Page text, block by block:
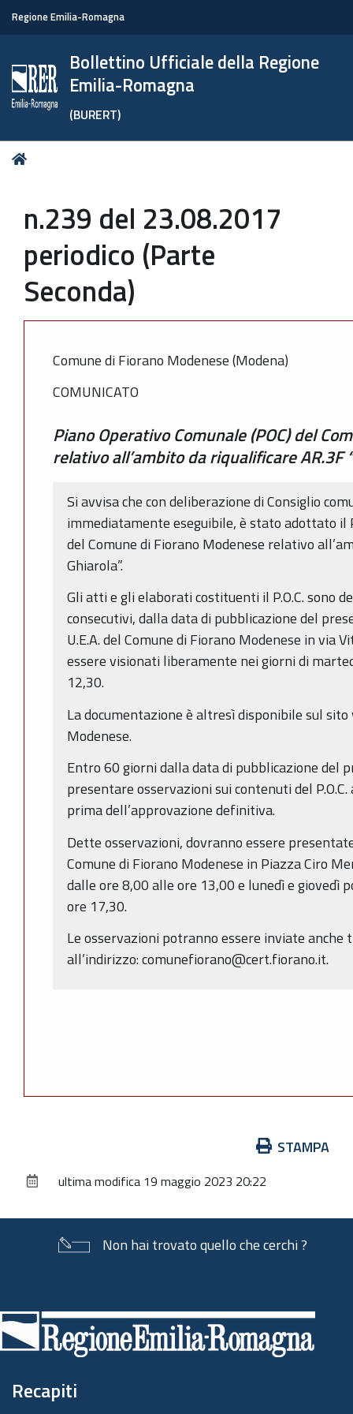
Regione Emilia-Romagna
Bollettino Ufficiale della Regione
Emilia-Romagna
(BURERT)
Tu
n.239 del 23.08.2017
periodico (Parte
Seconda)
Comune di Fiorano Modenese (Modena)
COMUNICATO
Piano Operativo Comunale (POC) del
relativo all’ambito da riqualificare AR.3F
Si avvisa che con deliberazione di Consiglio
immediatamente eseguibile, è stato adottato il
del Comune di Fiorano Modenese relativo
Ghiarola”.
Gli atti e gli elaborati costituenti il P.O.C. sono
consecutivi, dalla data di pubblicazione del
U.E.A. del Comune di Fiorano Modenese in via
essere visionati liberamente nei giorni di
12,30.
La documentazione è altresì disponibile sul
Modenese.
Entro 60 giorni dalla data di pubblicazione del
presentare osservazioni sui contenuti del
prima dell’approvazione definitiva.
Dette osservazioni, dovranno essere
Comune di Fiorano Modenese in Piazza Ciro
dalle ore 8,00 alle ore 13,00 e lunedì e giovedì
ore 17,30.
Le osservazioni potranno essere inviate
all’indirizzo: comunefiorano@cert.fiorano.it.
documento
STAMPA
ultima modifica 19 maggio 2023 20:22
Non hai trovato quello che cerchi ?
di
pagina
Recapiti